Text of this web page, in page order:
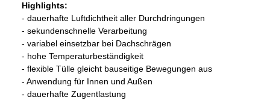
Highlights:
- dauerhafte Luftdichtheit aller Durchdringungen
- sekundenschnelle Verarbeitung
- variabel einsetzbar bei Dachschrägen
- hohe Temperaturbeständigkeit
- flexible Tülle gleicht bauseitige Bewegungen aus
- Anwendung für Innen und Außen
- dauerhafte Zugentlastung